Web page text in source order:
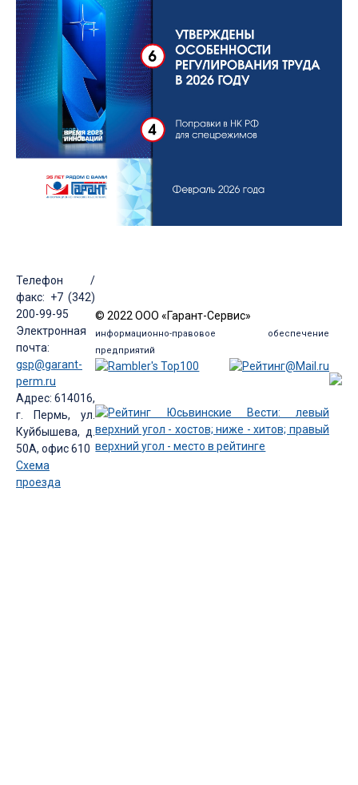
Телефон /
факс: +7 (342)
200-99-95
Электронная
почта:
gsp@garant-
perm.ru
Адрес: 614016,
г. Пермь, ул.
Куйбышева, д.
50А, офис 610
Схема
проезда
© 2022 ООО «Гарант-Сервис»
информационно-правовое обеспечение
предприятий